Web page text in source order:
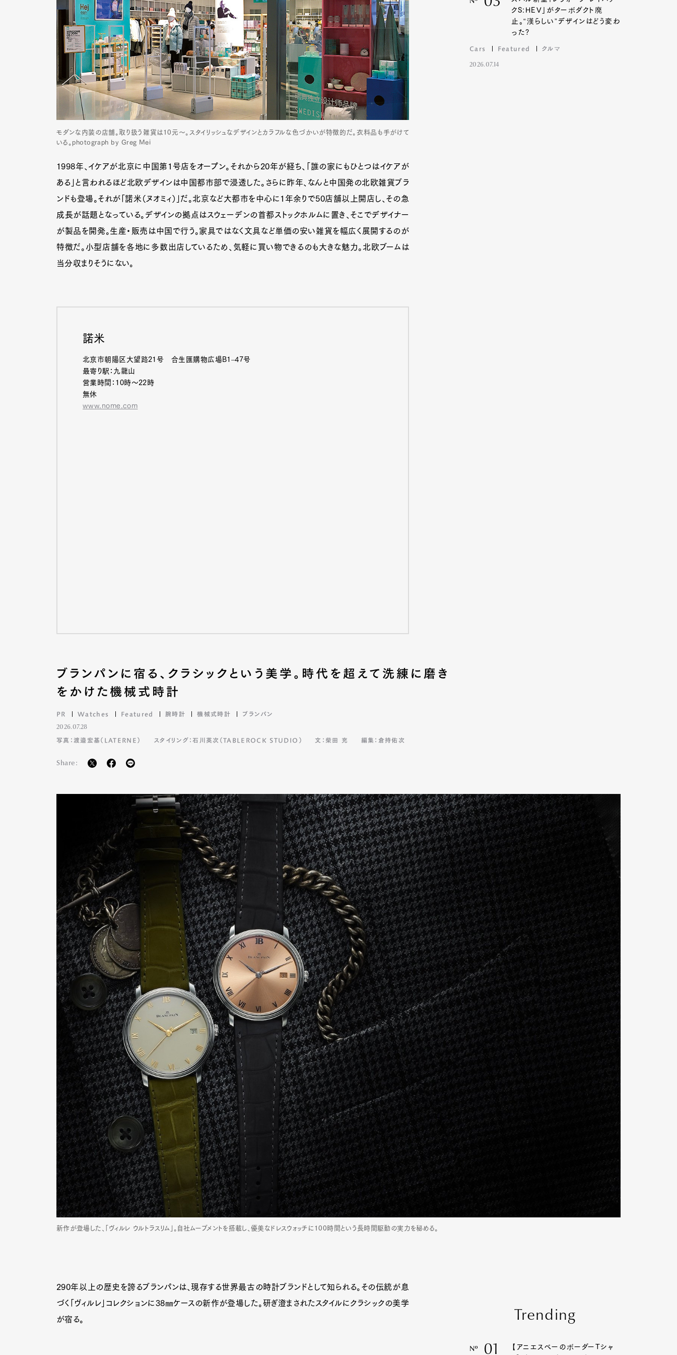
Lifestyle
モダンな内装の店舗。取り扱う雑貨は10元〜。スタイリッシュなデザインとカラフルな色づかいが特徴的だ。衣料品も手がけて
いる。photograph by Greg Mei
1998年、イケアが北京に中国第1号店をオープン。それから20年が経ち、「誰の家にもひとつはイケアが
ある」と言われるほど北欧デザインは中国都市部で浸透した。さらに昨年、なんと中国発の北欧雑貨ブラ
ンドも登場。それが「諾米（ヌオミィ）」だ。北京など大都市を中心に1年余りで50店舗以上開店し、その急
成長が話題となっている。デザインの拠点はスウェーデンの首都ストックホルムに置き、そこでデザイナー
が製品を開発。生産・販売は中国で行う。家具ではなく文具など単価の安い雑貨を幅広く展開するのが
特徴だ。小型店舗を各地に多数出店しているため、気軽に買い物できるのも大きな魅力。北欧ブームは
当分収まりそうにない。
諾米
北京市朝陽区大望路21号 合生匯購物広場B1‒47号
最寄り駅：九龍山
営業時間：10時～22時
無休
www.nome.com
Nº
クS:HEV」がターボダクト廃
止。“漢らしい”デザインはどう変わ
った?
Cars Featured クルマ
2026.07.14
ブランパンに宿る、クラシックという美学。時代を超えて洗練に磨き
をかけた機械式時計
PR Watches Featured 腕時計 機械式時計 ブランパン
2026.07.28
写真：渡邉宏基（LATERNE） スタイリング：石川英次（TABLEROCK STUDIO） 文：柴田 充 編集：倉持佑次
Share:
新作が登場した、「ヴィルレ ウルトラスリム」。自社ムーブメントを搭載し、優美なドレスウォッチに100時間という長時間駆動の実力を秘める。
290年以上の歴史を誇るブランパンは、現存する世界最古の時計ブランドとして知られる。その伝統が息
づく「ヴィルレ」コレクションに38㎜ケースの新作が登場した。研ぎ澄まされたスタイルにクラシックの美学
が宿る。
Trending
Nº 01
【アニエスベーのボーダーTシャ